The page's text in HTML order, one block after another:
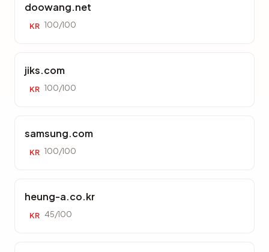
doowang.net
KR 100/100
jiks.com
KR 100/100
samsung.com
KR 100/100
heung-a.co.kr
KR 45/100